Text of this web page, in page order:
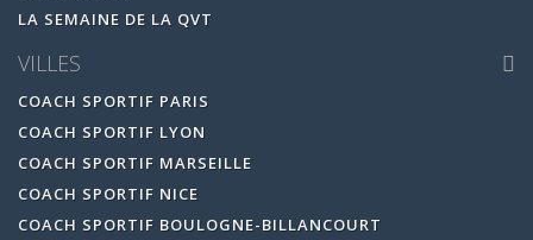
LA SEMAINE DE LA QVT
VILLES
COACH SPORTIF PARIS
COACH SPORTIF LYON
COACH SPORTIF MARSEILLE
COACH SPORTIF NICE
COACH SPORTIF BOULOGNE-BILLANCOURT